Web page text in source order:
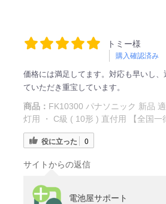
トミー様
購入確認済み
価格には満足してます。対応も早いし、
ていただき重宝しています。
商品： FK10300 パナソニック 新品
灯用 ・ C級 ( 10形 ) 直付用 【全国一
役に立った 0
サイトからの返信
電池屋サポート